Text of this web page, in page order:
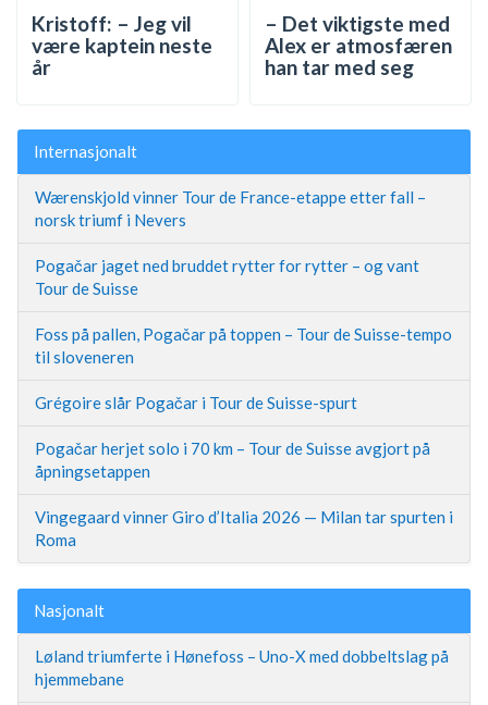
Kristoff: – Jeg vil
være kaptein neste
år
– Det viktigste med
Alex er atmosfæren
han tar med seg
Internasjonalt
Wærenskjold vinner Tour de France-etappe etter fall –
norsk triumf i Nevers
Pogačar jaget ned bruddet rytter for rytter – og vant
Tour de Suisse
Foss på pallen, Pogačar på toppen – Tour de Suisse-tempo
til sloveneren
Grégoire slår Pogačar i Tour de Suisse-spurt
Pogačar herjet solo i 70 km – Tour de Suisse avgjort på
åpningsetappen
Vingegaard vinner Giro d’Italia 2026 — Milan tar spurten i
Roma
Nasjonalt
Løland triumferte i Hønefoss – Uno-X med dobbeltslag på
hjemmebane